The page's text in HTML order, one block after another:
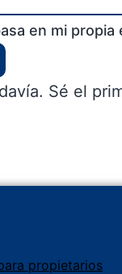
en mi
Sé el
propietarios